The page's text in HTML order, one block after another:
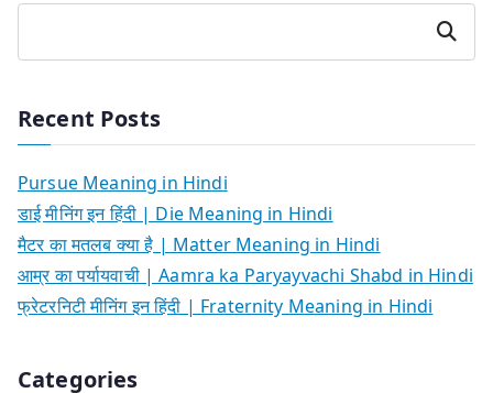
Search
Recent Posts
Pursue Meaning in Hindi
डाई मीनिंग इन हिंदी | Die Meaning in Hindi
मैटर का मतलब क्या है | Matter Meaning in Hindi
आम्र का पर्यायवाची | Aamra ka Paryayvachi Shabd in Hindi
फ्रेटरनिटी मीनिंग इन हिंदी | Fraternity Meaning in Hindi
Categories